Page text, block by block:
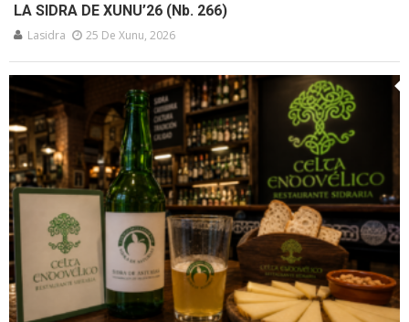
LA SIDRA DE XUNU’26 (Nb. 266)
Lasidra 25 De Xunu, 2026